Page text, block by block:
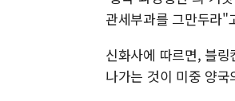
관세부과를 그만두라"
신화사에 따르면, 블
나가는 것이 미중 양